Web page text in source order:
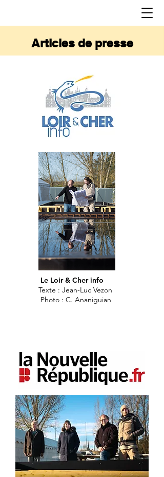
Articles de presse
Le Loir & Cher info
Texte : Jean-Luc Vezon
Photo : C. Ananiguian